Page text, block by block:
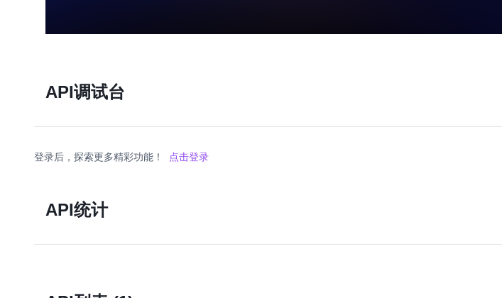
API调试台
登录后，探索更多精彩功能！ 点击登录
API统计